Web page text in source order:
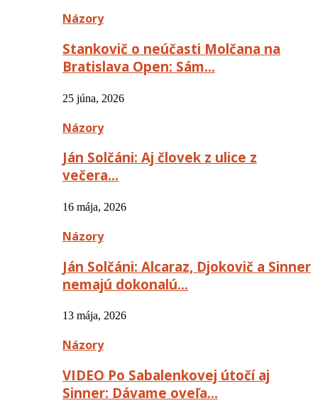
Názory
Stankovič o neúčasti Molčana na
Bratislava Open: Sám…
25 júna, 2026
Názory
Ján Solčáni: Aj človek z ulice z
večera…
16 mája, 2026
Názory
Ján Solčáni: Alcaraz, Djokovič a Sinner
nemajú dokonalú…
13 mája, 2026
Názory
VIDEO Po Sabalenkovej útočí aj
Sinner: Dávame oveľa…